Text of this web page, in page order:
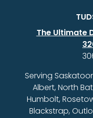
The Ultimate
Serving
Albert, North
Humbolt,
Blackstrap,